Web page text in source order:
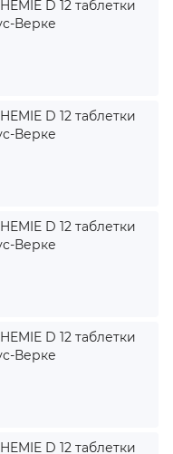
D 12 таблетки
Верке
D 12 таблетки
Верке
D 12 таблетки
Верке
D 12 таблетки
Верке
D 12 таблетки